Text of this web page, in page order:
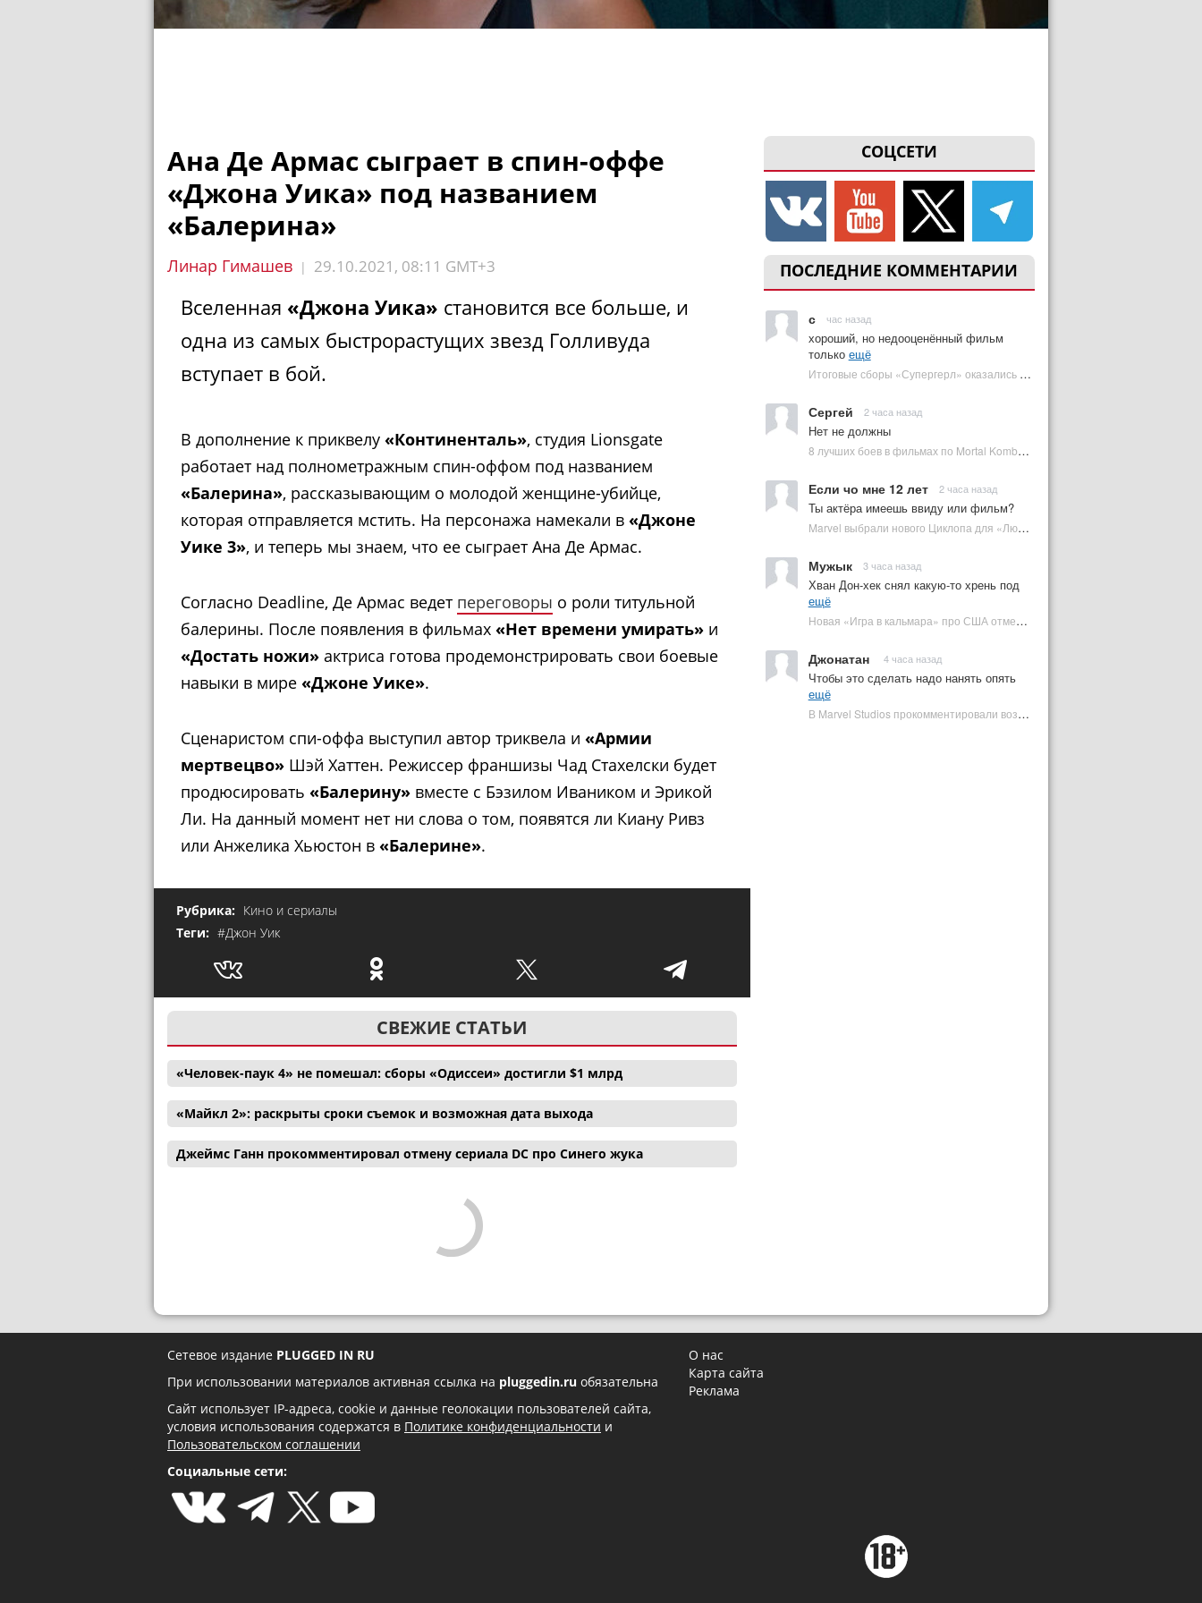
СОЦСЕТИ
ПОСЛЕДНИЕ КОММЕНТАРИИ
с час назад
хороший, но недооценённый фильм
только ещё
Итоговые сборы «Супергерл» оказались худшими для DC за два десятилетия | Plugged In Ru
Сергей 2 часа назад
Нет не должны
8 лучших боев в фильмах по Mortal Kombat: от «Смертельной битвы» до «Мортал Комбат 2» | Plugged In Ru
Если чо мне 12 лет 2 часа назад
Ты актёра имеешь ввиду или фильм?
Marvel выбрали нового Циклопа для «Людей Икс» | Plugged In Ru
Мужык 3 часа назад
Хван Дон-хек снял какую-то хрень под
ещё
Новая «Игра в кальмара» про США отменена | Plugged In Ru
Джонатан 4 часа назад
Чтобы это сделать надо нанять опять
ещё
В Marvel Studios прокомментировали возвращение Канга на экраны | Plugged In Ru
Ана Де Армас сыграет в спин-оффе
«Джона Уика» под названием
«Балерина»
Линар Гимашев | 29.10.2021, 08:11 GMT+3
Вселенная «Джона Уика» становится все больше, и
одна из самых быстрорастущих звезд Голливуда
вступает в бой.
В дополнение к приквелу «Континенталь», студия Lionsgate
работает над полнометражным спин-оффом под названием
«Балерина», рассказывающим о молодой женщине-убийце,
которая отправляется мстить. На персонажа намекали в «Джоне
Уике 3», и теперь мы знаем, что ее сыграет Ана Де Армас.
Согласно Deadline, Де Армас ведет переговоры о роли титульной
балерины. После появления в фильмах «Нет времени умирать» и
«Достать ножи» актриса готова продемонстрировать свои боевые
навыки в мире «Джоне Уике».
Сценаристом спи-оффа выступил автор триквела и «Армии
мертвецво» Шэй Хаттен. Режиссер франшизы Чад Стахелски будет
продюсировать «Балерину» вместе с Бэзилом Иваником и Эрикой
Ли. На данный момент нет ни слова о том, появятся ли Киану Ривз
или Анжелика Хьюстон в «Балерине».
Рубрика: Кино и сериалы
Теги: #Джон Уик
СВЕЖИЕ СТАТЬИ
«Человек-паук 4» не помешал: сборы «Одиссеи» достигли $1 млрд
«Майкл 2»: раскрыты сроки съемок и возможная дата выхода
Джеймс Ганн прокомментировал отмену сериала DC про Синего жука
Сетевое издание PLUGGED IN RU
При использовании материалов активная ссылка на pluggedin.ru обязательна
Сайт использует IP-адреса, cookie и данные геолокации пользователей сайта,
условия использования содержатся в Политике конфиденциальности и
Пользовательском соглашении
Социальные сети:
О нас
Карта сайта
Реклама